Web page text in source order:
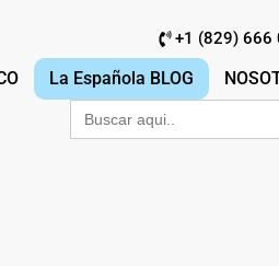
+1 (829) 666
La Española BLOG
Buscar: